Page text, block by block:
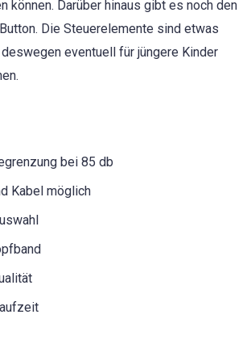
können. Darüber hinaus gibt es noch den
Die Steuerelemente sind etwas
eventuell für jüngere Kinder
bei 85 db
Kabel möglich